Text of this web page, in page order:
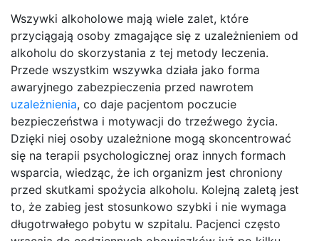
Wszywki alkoholowe mają wiele zalet, które
przyciągają osoby zmagające się z uzależnieniem od
alkoholu do skorzystania z tej metody leczenia.
Przede wszystkim wszywka działa jako forma
awaryjnego zabezpieczenia przed nawrotem
uzależnienia, co daje pacjentom poczucie
bezpieczeństwa i motywacji do trzeźwego życia.
Dzięki niej osoby uzależnione mogą skoncentrować
się na terapii psychologicznej oraz innych formach
wsparcia, wiedząc, że ich organizm jest chroniony
przed skutkami spożycia alkoholu. Kolejną zaletą jest
to, że zabieg jest stosunkowo szybki i nie wymaga
długotrwałego pobytu w szpitalu. Pacjenci często